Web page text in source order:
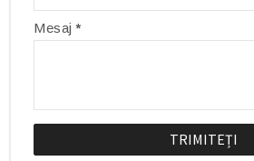
Mesaj*